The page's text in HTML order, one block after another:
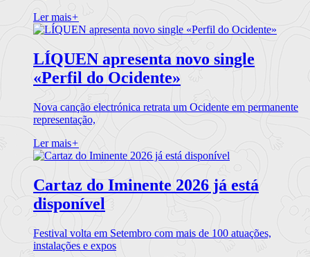
Ler mais+
LÍQUEN apresenta novo single
«Perfil do Ocidente»
Nova canção electrónica retrata um Ocidente em permanente
representação,
Ler mais+
Cartaz do Iminente 2026 já está
disponível
Festival volta em Setembro com mais de 100 atuações,
instalações e expos